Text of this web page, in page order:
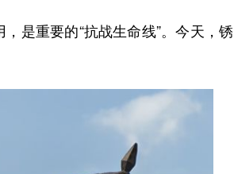
是重要的“抗战生命线”。今天，锈